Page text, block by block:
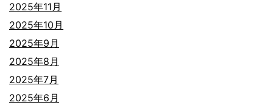
2025年11月
2025年10月
2025年9月
2025年8月
2025年7月
2025年6月